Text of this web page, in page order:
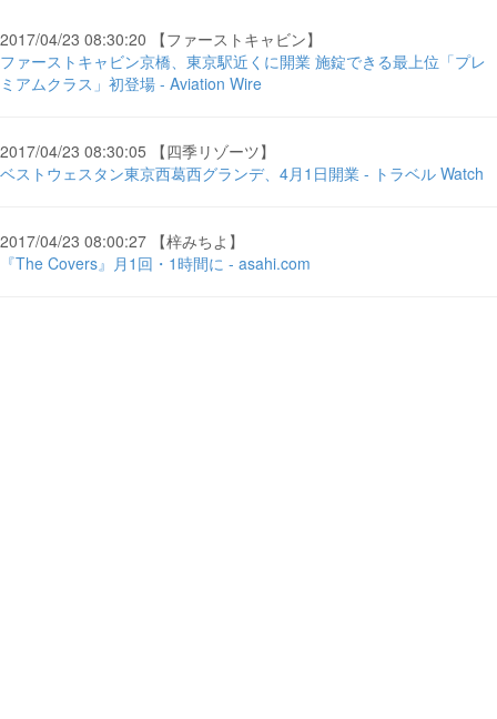
2017/04/23 08:30:20 【ファーストキャビン】
ファーストキャビン京橋、東京駅近くに開業 施錠できる最上位「プレ
ミアムクラス」初登場 - Aviation Wire
2017/04/23 08:30:05 【四季リゾーツ】
ベストウェスタン東京西葛西グランデ、4月1日開業 - トラベル Watch
2017/04/23 08:00:27 【梓みちよ】
『The Covers』月1回・1時間に - asahi.com